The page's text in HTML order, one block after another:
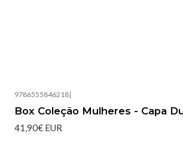
9786555846218|
Box Coleção Mulheres - Capa
41,90€ EUR